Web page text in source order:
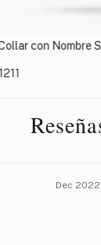
con Nombre
Dec 2022